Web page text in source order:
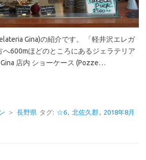
Gina)の紹介です。 「軽井沢エレガ
へ600mほどのところにあるジェラテリア
店内 ショーケース (Pozze…
＞ 長野県 タグ: ☆6, 北佐久郡, 2018年8月